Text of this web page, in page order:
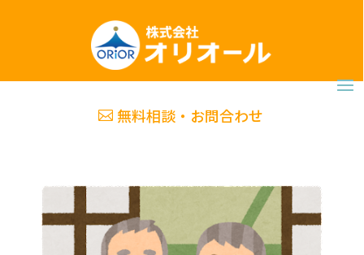
無料相談・お問合わせ